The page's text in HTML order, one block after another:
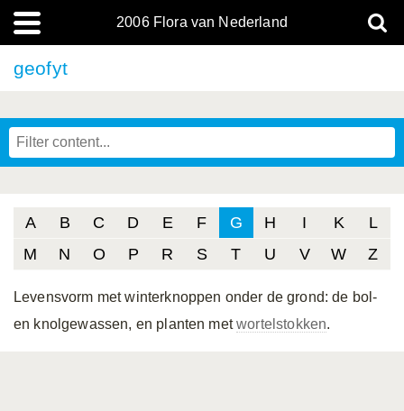
2006 Flora van Nederland
geofyt
A B C D E F G H I K
L
M
N O P R S T U V W Z
Levensvorm met winterknoppen onder de grond: de bol-
en knolgewassen, en planten metwortelstokken.